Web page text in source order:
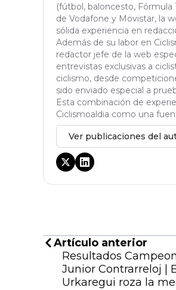
(fútbol, baloncesto, Fórmula
de Vodafone y Movistar, la
sólida experiencia en
Además de su labor en
redactor jefe de la web
entrevistas exclusivas a
ciclismo, desde
sido enviado especial a
Esta combinación de
Ciclismoaldia como una
Ver publicaciones del
Artículo anterior
Resultados
Junior Contrarreloj |
Urkaregui roza la